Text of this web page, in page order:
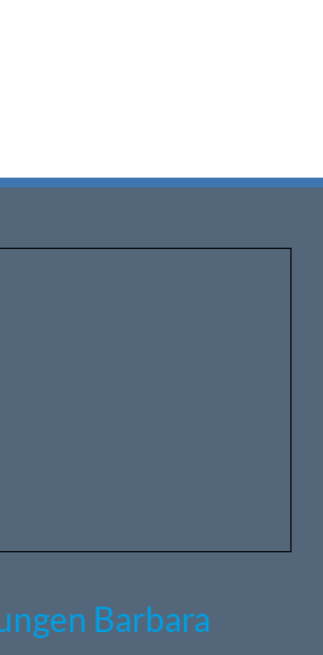
Barbara